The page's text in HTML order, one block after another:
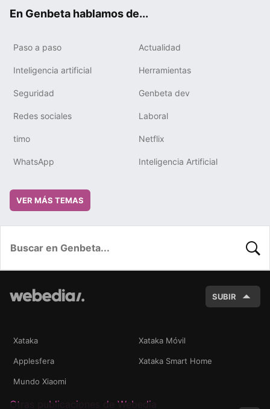
En Genbeta hablamos de...
Paso a paso Actualidad
Inteligencia artificial Herramientas
Seguridad Genbeta dev
Redes sociales Laboral
timo Netflix
WhatsApp Inteligencia Artificial
VER MÁS TEMAS
SUBIR
Xataka Xataka Móvil
Applesfera Xataka Smart Home
Mundo Xiaomi
Otras publicaciones de Webedia